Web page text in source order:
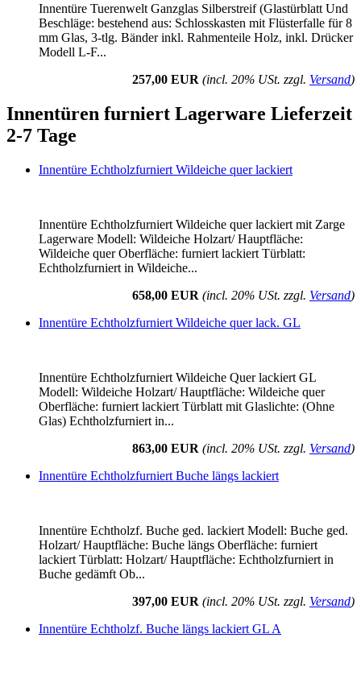
Innentüre Tuerenwelt Ganzglas Silberstreif (Glastürblatt Und
Beschläge: bestehend aus: Schlosskasten mit Flüsterfalle für 8
mm Glas, 3-tlg. Bänder inkl. Rahmenteile Holz, inkl. Drücker
Modell L-F...
257,00 EUR (incl. 20% USt. zzgl. Versand)
Innentüren furniert Lagerware Lieferzeit
2-7 Tage
Innentüre Echtholzfurniert Wildeiche quer lackiert
Innentüre Echtholzfurniert Wildeiche quer lackiert mit Zarge
Lagerware Modell: Wildeiche Holzart/ Hauptfläche:
Wildeiche quer Oberfläche: furniert lackiert Türblatt:
Echtholzfurniert in Wildeiche...
658,00 EUR (incl. 20% USt. zzgl. Versand)
Innentüre Echtholzfurniert Wildeiche quer lack. GL
Innentüre Echtholzfurniert Wildeiche Quer lackiert GL
Modell: Wildeiche Holzart/ Hauptfläche: Wildeiche quer
Oberfläche: furniert lackiert Türblatt mit Glaslichte: (Ohne
Glas) Echtholzfurniert in...
863,00 EUR (incl. 20% USt. zzgl. Versand)
Innentüre Echtholzfurniert Buche längs lackiert
Innentüre Echtholzf. Buche ged. lackiert Modell: Buche ged.
Holzart/ Hauptfläche: Buche längs Oberfläche: furniert
lackiert Türblatt: Holzart/ Hauptfläche: Echtholzfurniert in
Buche gedämft Ob...
397,00 EUR (incl. 20% USt. zzgl. Versand)
Innentüre Echtholzf. Buche längs lackiert GL A